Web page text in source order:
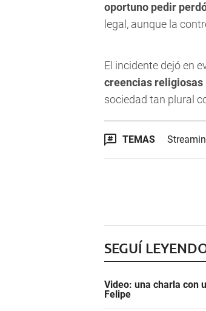
oportuno pedir
legal, aunque la
El incidente dejó en
creencias religiosas
sociedad tan plural
TEMAS
SEGUÍ
Video: una charla con
Felipe